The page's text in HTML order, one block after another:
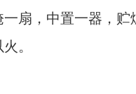
扇，中置一器，贮
。